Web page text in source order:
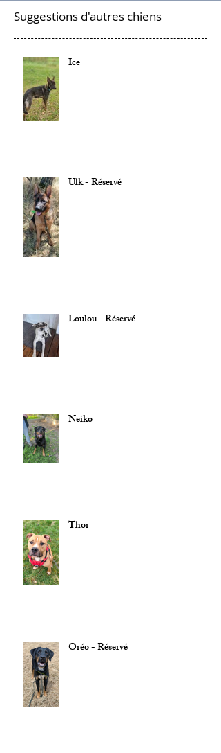
Suggestions d'autres chiens
Ice
Ulk - Réservé
Loulou - Réservé
Neiko
Thor
Oréo - Réservé